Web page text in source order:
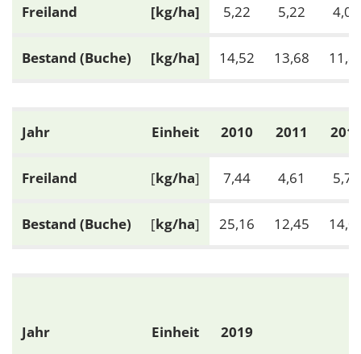
Freiland [kg/ha] 5,22 5,22 4,06
Bestand (Buche) [kg/ha] 14,52 13,68
Jahr Einheit 2010 2011
Freiland [kg/ha] 7,44 4,61 5,70
Bestand (Buche) [kg/ha] 25,16 12,45
Jahr Einheit 2019
Cookie Laufzeit:
Plattformen anzeigen zu können, werden von